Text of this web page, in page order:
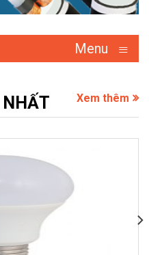
Menu ≡
Xem thêm